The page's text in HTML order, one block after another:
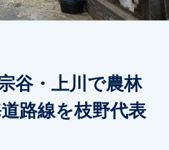
谷・上川で農林
路線を枝野代表